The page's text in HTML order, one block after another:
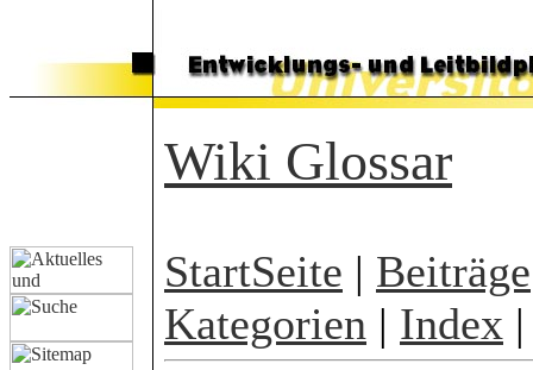
Wiki Glossar
StartSeite | Beiträge
Kategorien | Index